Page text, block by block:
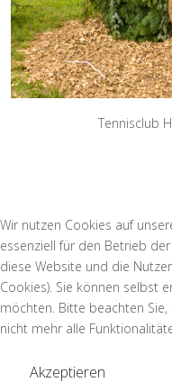
Tennisclub
Wir nutzen Cookies auf
essenziell für den Betrieb
diese Website und die
Cookies). Sie können selbst
möchten. Bitte beachten
nicht mehr alle
Akzeptieren